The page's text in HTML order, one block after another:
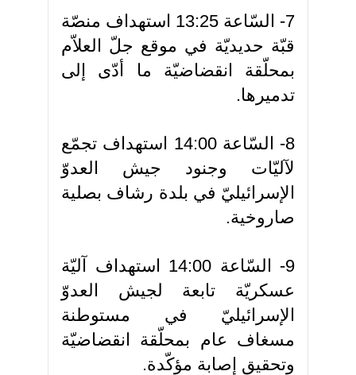
7- السّاعة 13:25 استهداف منصّة
قبّة حديديّة في موقع جلّ العلاّم
بمحلّقة انقضاضيّة ما أدّى إلى
تدميرها.
8- السّاعة 14:00 استهداف تجمّع
لآليّات وجنود جيش العدوّ
الإسرائيليّ في بلدة رشاف بصلية
صاروخية.
9- السّاعة 14:00 استهداف آليّة
عسكريّة تابعة لجيش العدوّ
الإسرائيليّ في مستوطنة
مسغاف عام بمحلّقة انقضاضيّة
وتحقيق إصابة مؤكّدة.